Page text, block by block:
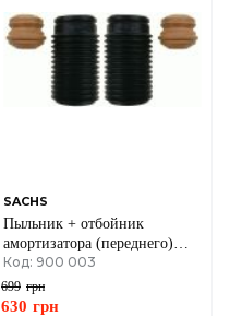
SACHS
Пыльник + отбойник
амортизатора (переднего)
Opel Vectra/Toyota Corolla
1.3/2.0D (к-кт 2 шт.)
Код: 900 003
699 грн
630 грн